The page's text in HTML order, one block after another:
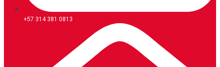
+57 314 381 0813